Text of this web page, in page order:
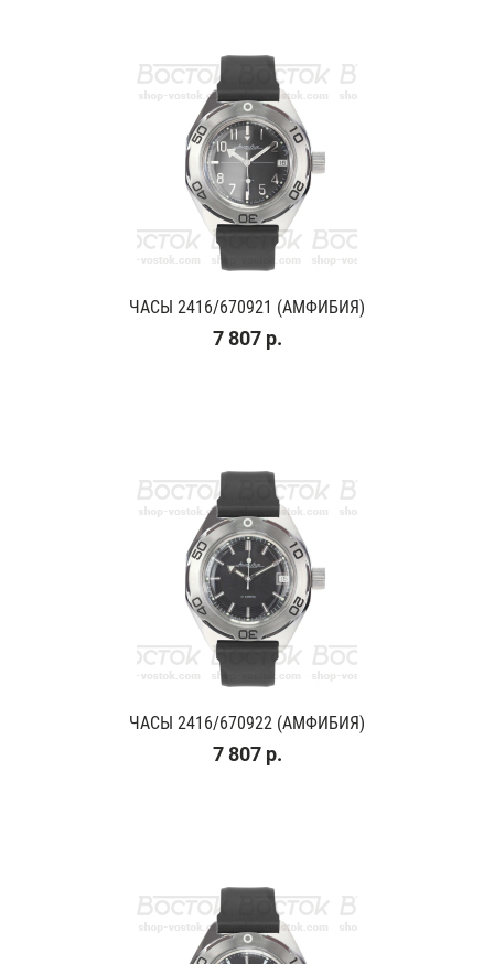
ЧАСЫ 2416/670921 (АМФИБИЯ)
7 807 р.
ЧАСЫ 2416/670922 (АМФИБИЯ)
7 807 р.